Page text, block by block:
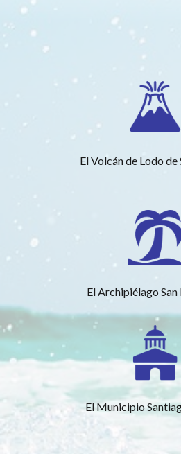
El Volcán de Lodo de
El Archipiélago
El Municipio